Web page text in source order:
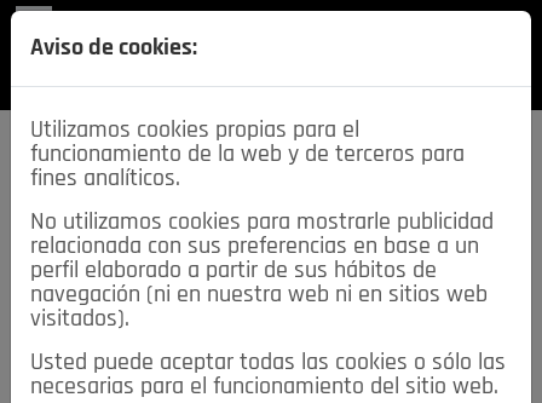
SECCIONES
descarga esta
REVISTA
≡NOTICIAS
Aviso de cookies:
Utilizamos cookies propias para el
funcionamiento de la web y de terceros para
fines analíticos.
No utilizamos cookies para mostrarle publicidad
relacionada con sus preferencias en base a un
perfil elaborado a partir de sus hábitos de
navegación (ni en nuestra web ni en sitios web
visitados).
Usted puede aceptar todas las cookies o sólo las
necesarias para el funcionamiento del sitio web.